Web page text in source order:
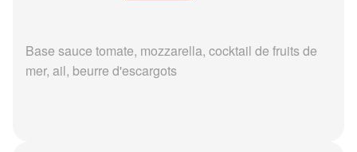
Base sauce tomate, mozzarella, cocktail de fruits de
mer, ail, beurre d'escargots